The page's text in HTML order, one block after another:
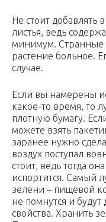
Не стоит добавлять
листья, ведь
минимум. Странные
растение больное.
случае.
Если вы намерены
какое-то время, то
плотную бумагу.
можете взять
заранее нужно
воздух поступал
стоит, ведь тогда
испортится. Самый
зелени – пищевой
не помнутся и будут
свойства. Хранить